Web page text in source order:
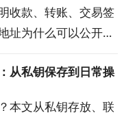
收款、转账、交易签
址为什么可以公开、
见问题，帮助你正确
从私钥保存到日常操
本文从私钥存放、联